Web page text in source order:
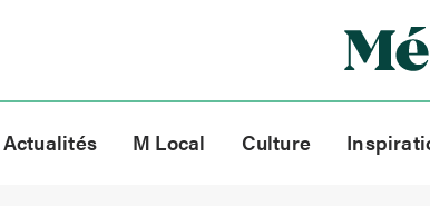
Actualités M Local Culture